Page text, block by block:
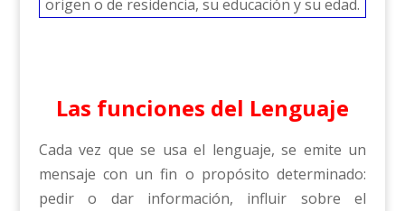
origen o de residencia, su educación y su edad.
Las funciones del Lenguaje
Cada vez que se usa el lenguaje, se emite un
mensaje con un fin o propósito determinado:
pedir o dar información, influir sobre el